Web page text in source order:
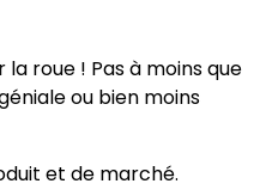
roue ! Pas à moins que
ou bien moins
et de marché.